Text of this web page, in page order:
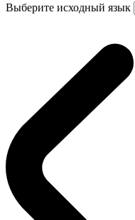
Выберите исходный язык